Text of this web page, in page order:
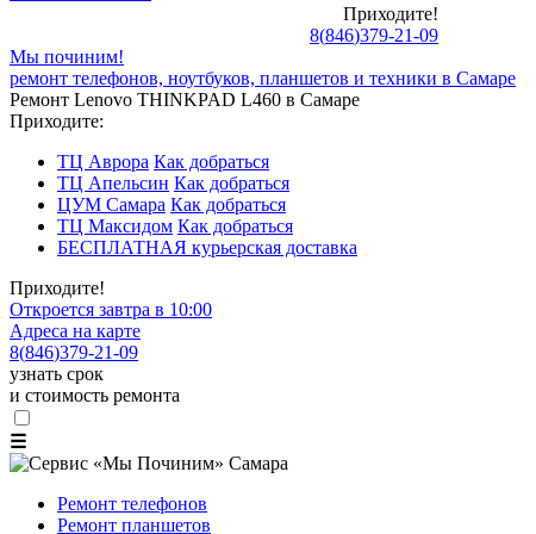
Приходите!
8(846)379-21-09
Мы починим!
ремонт телефонов, ноутбуков, планшетов и техники в Самаре
Ремонт Lenovo THINKPAD L460 в Самаре
Приходите:
ТЦ Аврора Как добраться
ТЦ Апельсин Как добраться
ЦУМ Самара Как добраться
ТЦ Максидом Как добраться
БЕСПЛАТНАЯ курьерская доставка
Приходите!
Откроется завтра в 10:00
Адреса на карте
8(846)379-21-09
узнать срок
и стоимость ремонта
☰
Ремонт телефонов
Ремонт планшетов